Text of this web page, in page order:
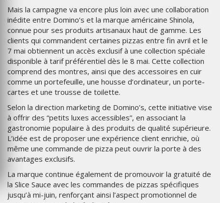
Mais la campagne va encore plus loin avec une collaboration
inédite entre Domino’s et la marque américaine Shinola,
connue pour ses produits artisanaux haut de gamme. Les
clients qui commandent certaines pizzas entre fin avril et le
7 mai obtiennent un accès exclusif à une collection spéciale
disponible à tarif préférentiel dès le 8 mai. Cette collection
comprend des montres, ainsi que des accessoires en cuir
comme un portefeuille, une housse d’ordinateur, un porte-
cartes et une trousse de toilette.
Selon la direction marketing de Domino’s, cette initiative vise
à offrir des “petits luxes accessibles”, en associant la
gastronomie populaire à des produits de qualité supérieure.
L’idée est de proposer une expérience client enrichie, où
même une commande de pizza peut ouvrir la porte à des
avantages exclusifs.
La marque continue également de promouvoir la gratuité de
la Slice Sauce avec les commandes de pizzas spécifiques
jusqu’à mi-juin, renforçant ainsi l’aspect promotionnel de